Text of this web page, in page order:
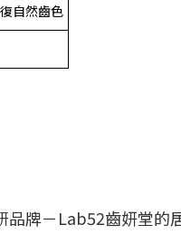
自然齒色
牌－Lab52齒妍堂